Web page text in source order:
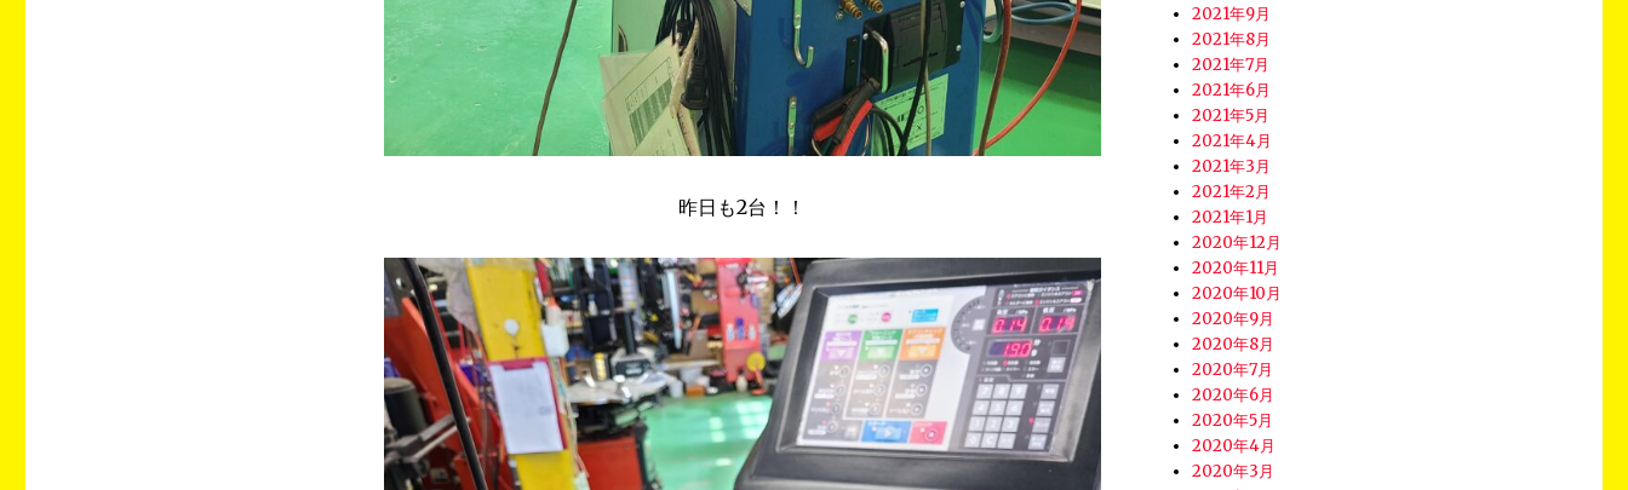
昨日も2台！！
2021年9月
2021年8月
2021年7月
2021年6月
2021年5月
2021年4月
2021年3月
2021年2月
2021年1月
2020年12月
2020年11月
2020年10月
2020年9月
2020年8月
2020年7月
2020年6月
2020年5月
2020年4月
2020年3月